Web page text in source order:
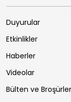
Duyurular
Etkinlikler
Haberler
Videolar
Bülten ve Broşürler